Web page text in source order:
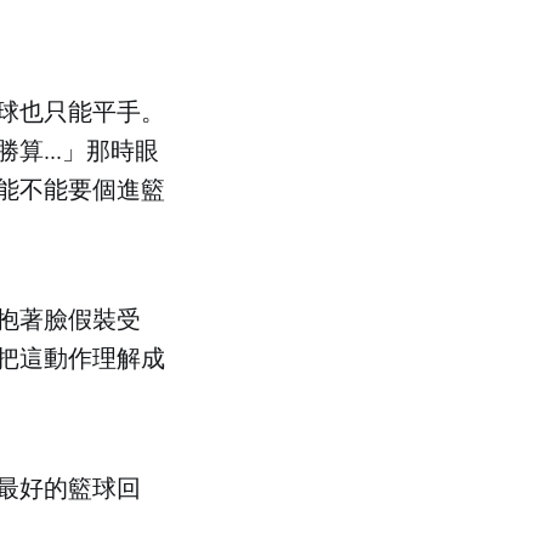
只能平手。
算...」那時眼
不能要個進籃
著臉假裝受
這動作理解成
好的籃球回